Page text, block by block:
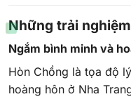
Những trải
Ngắm bình minh và
Hòn Chồng là tọa độ
hoàng hôn ở Nha